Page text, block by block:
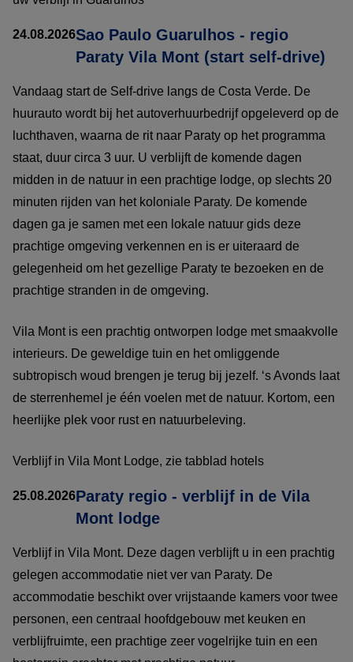
24.08.2026Sao Paulo Guarulhos - regio
Paraty Vila Mont (start self-drive)
Vandaag start de Self-drive langs de Costa Verde. De
huurauto wordt bij het autoverhuurbedrijf opgeleverd op de
luchthaven, waarna de rit naar Paraty op het programma
staat, duur circa 3 uur. U verblijft de komende dagen
midden in de natuur in een prachtige lodge, op slechts 20
minuten rijden van het koloniale Paraty. De komende
dagen ga je samen met een lokale natuur gids deze
prachtige omgeving verkennen en is er uiteraard de
gelegenheid om het gezellige Paraty te bezoeken en de
prachtige stranden in de omgeving.
Vila Mont is een prachtig ontworpen lodge met smaakvolle
interieurs. De geweldige tuin en het omliggende
subtropisch woud brengen je terug bij jezelf. ‘s Avonds laat
de sterrenhemel je één voelen met de natuur. Kortom, een
heerlijke plek voor rust en natuurbeleving.
Verblijf in Vila Mont Lodge, zie tabblad hotels
25.08.2026Paraty regio - verblijf in de Vila
Mont lodge
Verblijf in Vila Mont. Deze dagen verblijft u in een prachtig
gelegen accommodatie niet ver van Paraty. De
accommodatie beschikt over vrijstaande kamers voor twee
personen, een centraal hoofdgebouw met keuken en
verblijfruimte, een prachtige zeer vogelrijke tuin en een